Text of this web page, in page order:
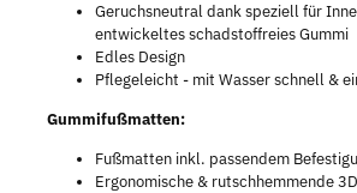
Geruchsneutral dank speziell für
entwickeltes schadstoffreies Gummi
Edles Design
Pflegeleicht - mit Wasser schnell &
Gummifußmatten:
Fußmatten inkl. passendem
Ergonomische & rutschhemmende